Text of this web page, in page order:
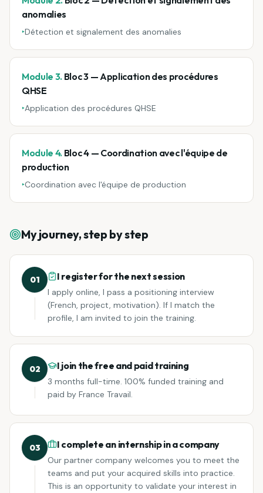
anomalies
‣Détection et signalement des anomalies
Module 3. Bloc 3 — Application des procédures
QHSE
‣Application des procédures QHSE
Module 4. Bloc 4 — Coordination avec l'équipe de
production
‣Coordination avec l'équipe de production
My journey, step by step
01 I register for the next session
I apply online, I pass a positioning interview
(French, project, motivation). If I match the
profile, I am invited to join the training.
02 I join the free and paid training
3 months full-time. 100% funded training and
paid by France Travail.
03 I complete an internship in a company
Our partner company welcomes you to meet the
teams and put your acquired skills into practice.
This is an opportunity to validate your interest in